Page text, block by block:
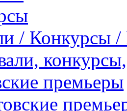
/ Конкурсы
премьеры